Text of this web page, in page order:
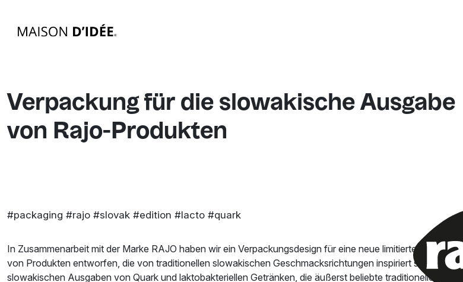
Verpackung für die slowakische Ausgabe
von Rajo-Produkten
#packaging #rajo #slovak #edition #lacto #quark
In Zusammenarbeit mit der Marke RAJO haben wir ein Verpackungsdesign für eine neue limitierte Serie
von Produkten entworfen, die von traditionellen slowakischen Geschmacksrichtungen inspiriert sind. Die
slowakischen Ausgaben von Quark und laktobakteriellen Getränken, die äußerst beliebte traditionelle